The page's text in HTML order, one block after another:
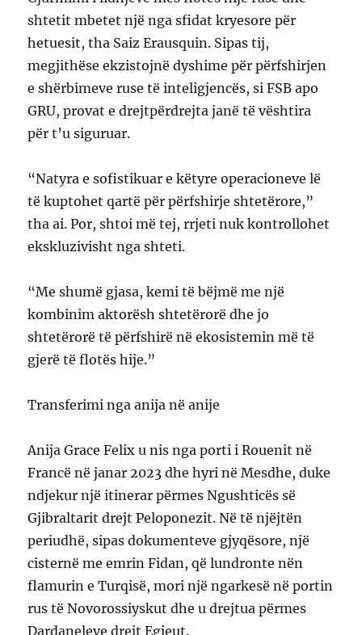
shtetit mbetet një nga sfidat kryesore për
hetuesit, tha Saiz Erausquin. Sipas tij,
megjithëse ekzistojnë dyshime për përfshirjen
e shërbimeve ruse të inteligjencës, si FSB apo
GRU, provat e drejtpërdrejta janë të vështira
për t’u siguruar.
“Natyra e sofistikuar e këtyre operacioneve lë
të kuptohet qartë për përfshirje shtetërore,”
tha ai. Por, shtoi më tej, rrjeti nuk kontrollohet
ekskluzivisht nga shteti.
“Me shumë gjasa, kemi të bëjmë me një
kombinim aktorësh shtetërorë dhe jo
shtetërorë të përfshirë në ekosistemin më të
gjerë të flotës hije.”
Transferimi nga anija në anije
Anija Grace Felix u nis nga porti i Rouenit në
Francë në janar 2023 dhe hyri në Mesdhe, duke
ndjekur një itinerar përmes Ngushticës së
Gjibraltarit drejt Peloponezit. Në të njëjtën
periudhë, sipas dokumenteve gjyqësore, një
cisternë me emrin Fidan, që lundronte nën
flamurin e Turqisë, mori një ngarkesë në portin
rus të Novorossiyskut dhe u drejtua përmes
Dardaneleve drejt Egjeut.